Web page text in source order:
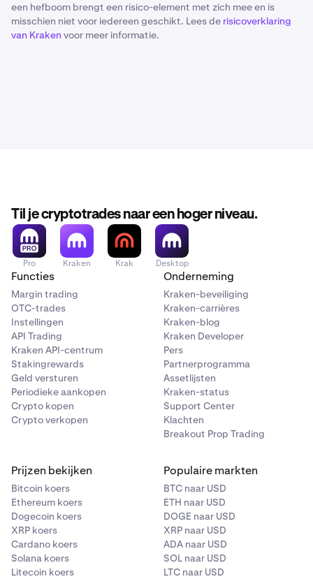
een hefboom brengt een risico-element met zich mee en is
misschien niet voor iedereen geschikt. Lees de risicoverklaring
van Kraken voor meer informatie.
Til je cryptotrades naar een hoger niveau.
Pro Kraken Krak Desktop
Functies
Margin trading
OTC-trades
Instellingen
API Trading
Kraken API-centrum
Stakingrewards
Geld versturen
Periodieke aankopen
Crypto kopen
Crypto verkopen
Onderneming
Kraken-beveiliging
Kraken-carrières
Kraken-blog
Kraken Developer
Pers
Partnerprogramma
Assetlijsten
Kraken-status
Support Center
Klachten
Breakout Prop Trading
Prijzen bekijken
Bitcoin koers
Ethereum koers
Dogecoin koers
XRP koers
Cardano koers
Solana koers
Litecoin koers
Populaire markten
BTC naar USD
ETH naar USD
DOGE naar USD
XRP naar USD
ADA naar USD
SOL naar USD
LTC naar USD